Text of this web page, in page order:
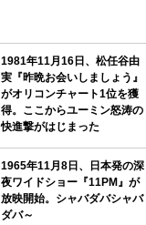
1981年11月16日、松任谷由
実『昨晩お会いしましょう』
がオリコンチャート1位を獲
得。ここからユーミン怒涛の
快進撃がはじまった
1965年11月8日、日本発の深
夜ワイドショー『11PM』が
放映開始。シャバダバシャバ
ダバ～